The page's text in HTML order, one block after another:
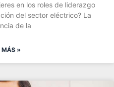
en los roles de liderazgo
del sector eléctrico? La
de la
MÁS »